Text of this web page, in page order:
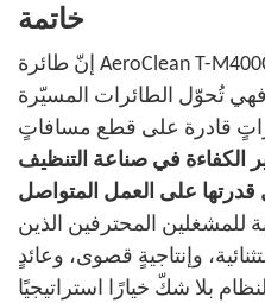
خاتمة
إنّ طائرة AeroClean T-M400C ليست مجرد منتج، بل هي
تُحوّل الطائرات المسيّرة
قادرة على قطع مسافاتٍ
الكفاءة في صناعة التنظيف
على العمل المتواصل
للمشغلين المحترفين الذين
وإنتاجيةٍ قصوى، وعائدٍ
بلا شكّ خيارًا استراتيجيًا